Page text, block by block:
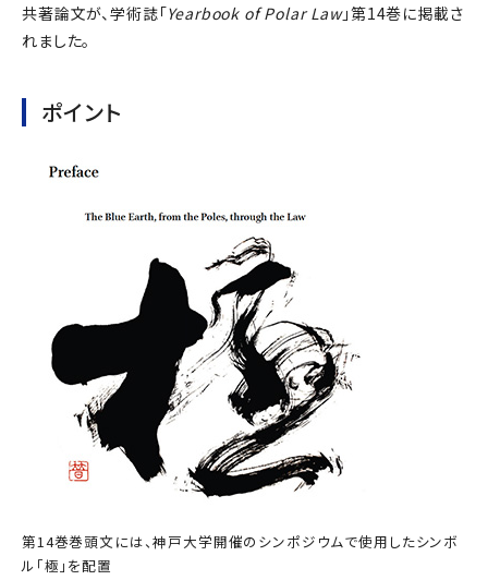
共著論文が、学術誌「Yearbook of Polar Law」第14巻に掲載さ
れました。
ポイント
第14巻巻頭文には、神戸大学開催のシンポジウムで使用したシンボ
ル「極」を配置